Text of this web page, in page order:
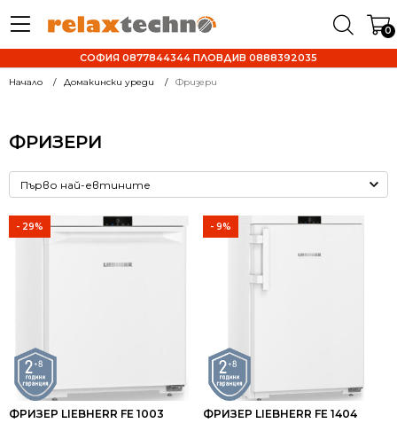
0
СОФИЯ 0877844344 ПЛОВДИВ 0888392035
Начало Домакински уреди Фризери
ФРИЗЕРИ
- 29%
ФРИЗЕР LIEBHERR FE 1003
- 9%
ФРИЗЕР LIEBHERR FE 1404